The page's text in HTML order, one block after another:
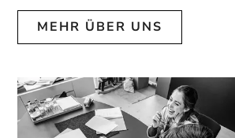
MEHR ÜBER UNS